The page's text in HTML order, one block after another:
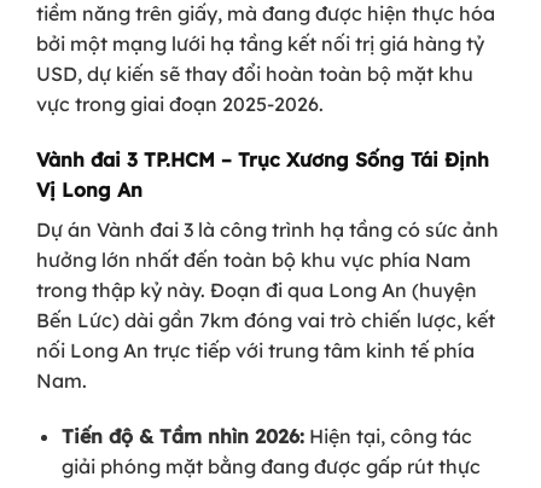
tiềm năng trên giấy, mà đang được hiện thực hóa
bởi một mạng lưới hạ tầng kết nối trị giá hàng tỷ
USD, dự kiến sẽ thay đổi hoàn toàn bộ mặt khu
vực trong giai đoạn 2025-2026.
Vành đai 3 TP.HCM – Trục Xương Sống Tái Định
Vị Long An
Dự án Vành đai 3 là công trình hạ tầng có sức ảnh
hưởng lớn nhất đến toàn bộ khu vực phía Nam
trong thập kỷ này. Đoạn đi qua Long An (huyện
Bến Lức) dài gần 7km đóng vai trò chiến lược, kết
nối Long An trực tiếp với trung tâm kinh tế phía
Nam.
Tiến độ & Tầm nhìn 2026:Hiện tại, công tác
giải phóng mặt bằng đang được gấp rút thực